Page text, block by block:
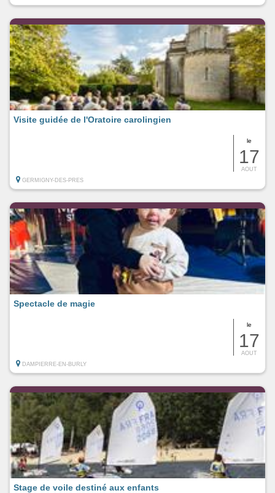
le
17
AOUT
Visite guidée de l'Oratoire carolingien
GERMIGNY-DES-PRES
le
17
AOUT
Spectacle de magie
DAMPIERRE-EN-BURLY
Stage de voile destiné aux enfants